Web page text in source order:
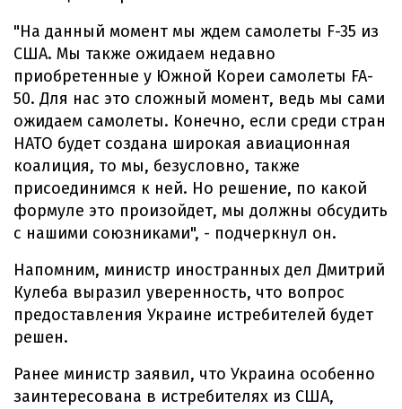
"На данный момент мы ждем самолеты F-35 из
США. Мы также ожидаем недавно
приобретенные у Южной Кореи самолеты FA-
50. Для нас это сложный момент, ведь мы сами
ожидаем самолеты. Конечно, если среди стран
НАТО будет создана широкая авиационная
коалиция, то мы, безусловно, также
присоединимся к ней. Но решение, по какой
формуле это произойдет, мы должны обсудить
с нашими союзниками", - подчеркнул он.
Напомним, министр иностранных дел Дмитрий
Кулеба выразил уверенность, что вопрос
предоставления Украине истребителей будет
решен.
Ранее министр заявил, что Украина особенно
заинтересована в истребителях из США,